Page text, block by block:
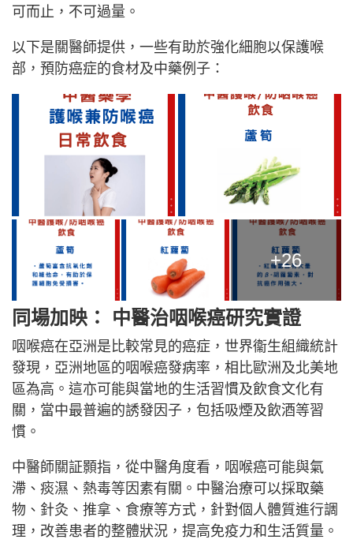
可而止，不可過量。
以下是關醫師提供，一些有助於強化細胞以保護喉
部，預防癌症的食材及中藥例子：
+26
同場加映： 中醫治咽喉癌研究實證
咽喉癌在亞洲是比較常見的癌症，世界衞生組織統計
發現，亞洲地區的咽喉癌發病率，相比歐洲及北美地
區為高。這亦可能與當地的生活習慣及飲食文化有
關，當中最普遍的誘發因子，包括吸煙及飲酒等習
慣。
中醫師關証顥指，從中醫角度看，咽喉癌可能與氣
滯、痰濕、熱毒等因素有關。中醫治療可以採取藥
物、針灸、推拿、食療等方式，針對個人體質進行調
理，改善患者的整體狀況，提高免疫力和生活質量。